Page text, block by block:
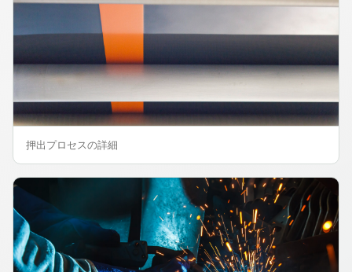
押出プロセスの詳細